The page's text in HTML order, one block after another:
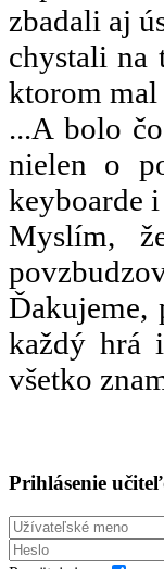
zbadali aj
chystali na
ktorom mal
...A bolo
nielen o
keyboarde
Myslím,
každý hrá
všetko
Prihlásenie